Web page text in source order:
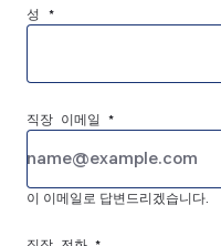
성 *
직장 이메일 *
이 이메일로 답변드리겠습니다.